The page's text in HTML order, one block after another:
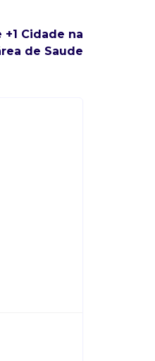
Cidade na
de Saude